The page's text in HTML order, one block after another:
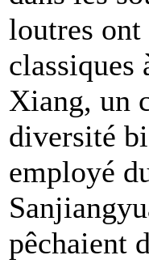
loutres ont
classiques
Xiang, un
diversité
employé
pêchaient